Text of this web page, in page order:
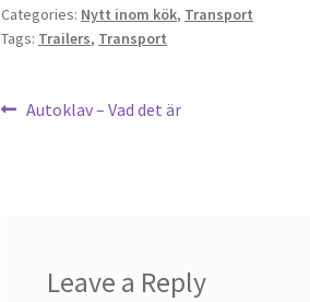
Categories: Nytt inom kök, Transport
Tags: Trailers, Transport
Post
Previous
Autoklav – Vad det är
Leave a Reply